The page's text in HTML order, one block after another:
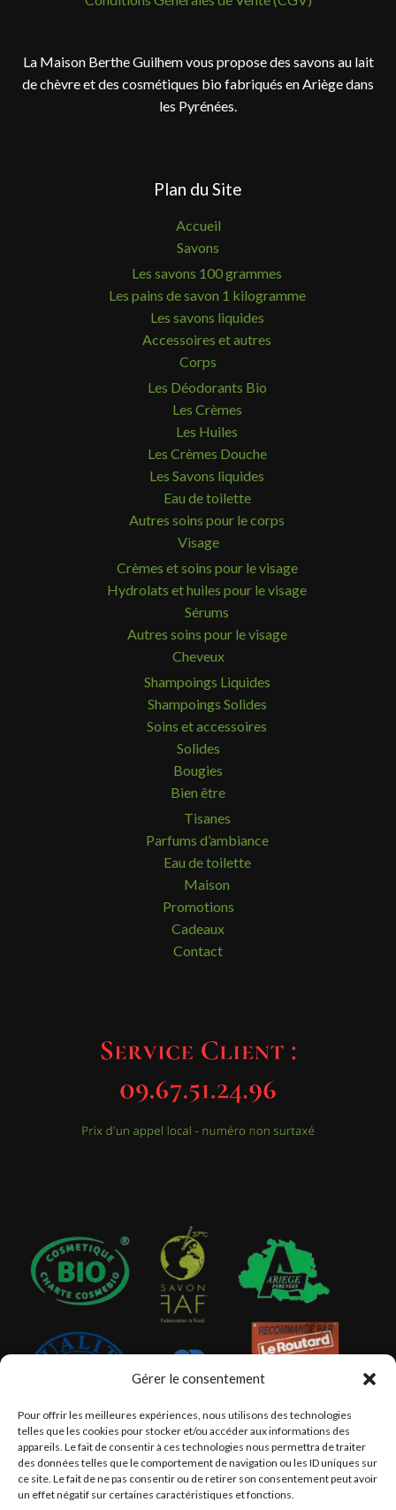
Gérer le consentement
Pour offrir les meilleures expériences, nous utilisons des technologies
telles que les cookies pour stocker et/ou accéder aux informations des
appareils. Le fait de consentir à ces technologies nous permettra de traiter
des données telles que le comportement de navigation ou les ID uniques sur
ce site. Le fait de ne pas consentir ou de retirer son consentement peut avoir
un effet négatif sur certaines caractéristiques et fonctions.
La Maison Berthe Guilhem vous propose des savons au lait
de chèvre et des cosmétiques bio fabriqués en Ariège dans
les Pyrénées.
Plan du Site
Accueil
Savons
Les savons 100 grammes
Les pains de savon 1 kilogramme
Les savons liquides
Accessoires et autres
Corps
Les Déodorants Bio
Les Crèmes
Les Huiles
Les Crèmes Douche
Les Savons liquides
Eau de toilette
Autres soins pour le corps
Visage
Crèmes et soins pour le visage
Hydrolats et huiles pour le visage
Sérums
Autres soins pour le visage
Cheveux
Shampoings Liquides
Shampoings Solides
Soins et accessoires
Solides
Bougies
Bien être
Tisanes
Parfums d’ambiance
Eau de toilette
Maison
Promotions
Cadeaux
Contact